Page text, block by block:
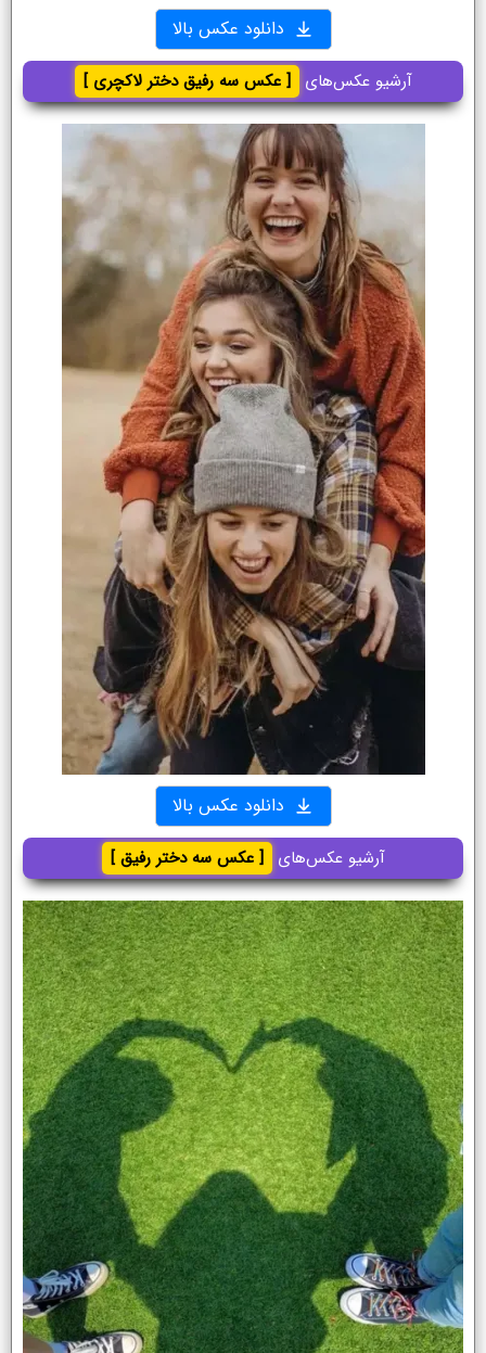
دانلود عکس بالا
آرشیو عکس‌های [ عکس سه رفیق دختر لاکچری ]
دانلود عکس بالا
آرشیو عکس‌های [ عکس سه دختر رفیق ]